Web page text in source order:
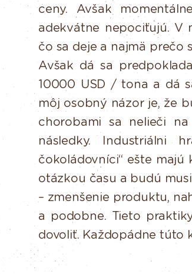
ceny. Avšak
adekvátne nepociťujú. V
čo sa deje a najmä prečo
Avšak dá sa
10000 USD / tona a dá
môj osobný názor je, že
chorobami sa nelieči na
následky.
Industriálni
čokoládovníci“ ešte majú
otázkou času a budú
– zmenšenie produktu,
a podobne. Tieto
dovoliť. Každopádne túto